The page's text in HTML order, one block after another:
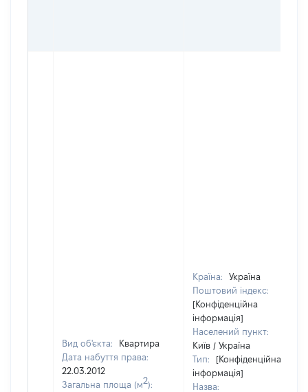
Вид об'єкта:
Квартира
Дата набуття права:
22.03.2012
Загальна площа (м2):
Країна:
Україна
Поштовий індекс:
[Конфіденційна
інформація]
Населений пункт:
Київ / Україна
Тип:
[Конфіденційна
інформація]
Назва: